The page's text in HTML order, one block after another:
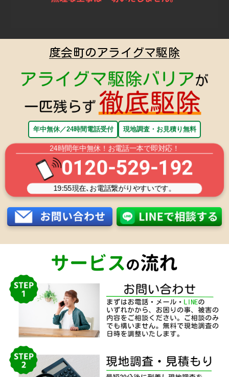
度会町のアライグマ駆除
年中無休／24時間電話受付 現地調査・お見積り無料
24時間年中無休！お電話一本で即対応！
0120-529-192
19:55現在､お電話繋がりやすいです。